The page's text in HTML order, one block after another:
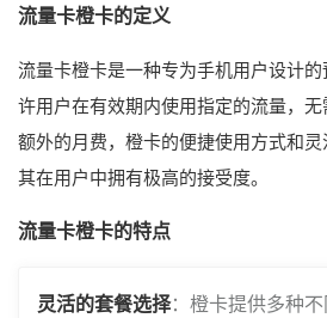
流量卡橙卡的定义
流量卡橙卡是一种专为手机用户设计
许用户在有效期内使用指定的流量，
额外的月费，橙卡的便捷使用方式和
其在用户中拥有极高的接受度。
流量卡橙卡的特点
灵活的套餐选择：橙卡提供多种